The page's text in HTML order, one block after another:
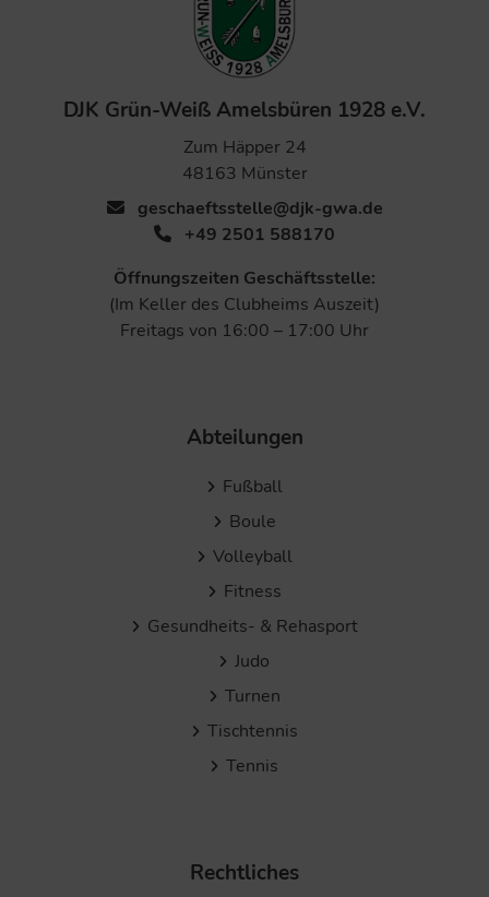
DJK Grün-Weiß Amelsbüren 1928 e.V.
Zum Häpper 24
48163 Münster
geschaeftsstelle@djk-gwa.de
+49 2501 588170
Öffnungszeiten Geschäftsstelle:
(Im Keller des Clubheims Auszeit)
Freitags von 16:00 – 17:00 Uhr
Abteilungen
Fußball
Boule
Volleyball
Fitness
Gesundheits- & Rehasport
Judo
Turnen
Tischtennis
Tennis
Rechtliches